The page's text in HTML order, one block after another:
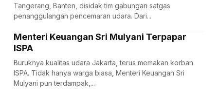
Tangerang, Banten, disidak tim gabungan satgas
penanggulangan pencemaran udara. Dari...
Menteri Keuangan Sri Mulyani Terpapar
ISPA
Buruknya kualitas udara Jakarta, terus memakan korban
ISPA. Tidak hanya warga biasa, Menteri Keuangan Sri
Mulyani pun terdampak,...